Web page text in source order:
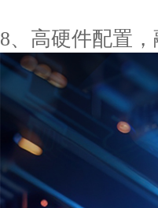
8、高硬件配置